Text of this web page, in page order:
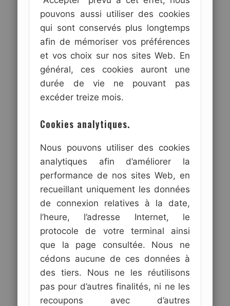
pouvons aussi utiliser des cookies
qui sont conservés plus longtemps
afin de mémoriser vos préférences
et vos choix sur nos sites Web. En
général, ces cookies auront une
durée de vie ne pouvant pas
excéder treize mois.
Cookies analytiques.
Nous pouvons utiliser des cookies
analytiques afin d’améliorer la
performance de nos sites Web, en
recueillant uniquement les données
de connexion relatives à la date,
l’heure, l’adresse Internet, le
protocole de votre terminal ainsi
que la page consultée. Nous ne
cédons aucune de ces données à
des tiers. Nous ne les réutilisons
pas pour d’autres finalités, ni ne les
recoupons avec d’autres